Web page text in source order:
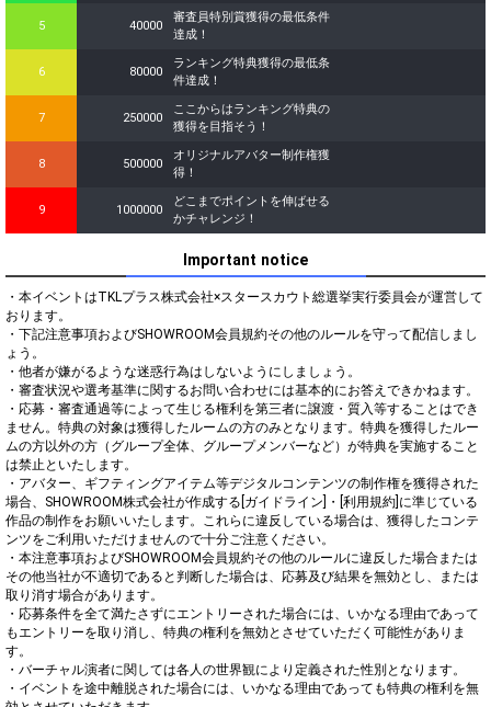
5 40000
審査員特別賞獲得の最低条件
達成！
6 80000
ランキング特典獲得の最低条
件達成！
7 250000
ここからはランキング特典の
獲得を目指そう！
8 500000
オリジナルアバター制作権獲
得！
9 1000000
どこまでポイントを伸ばせる
かチャレンジ！
Important notice
・本イベントはTKLプラス株式会社×スタースカウト総選挙実行委員会が運営して
おります。
・下記注意事項およびSHOWROOM会員規約その他のルールを守って配信しまし
ょう。
・他者が嫌がるような迷惑行為はしないようにしましょう。
・審査状況や選考基準に関するお問い合わせには基本的にお答えできかねます。
・応募・審査通過等によって生じる権利を第三者に譲渡・質入等することはでき
ません。特典の対象は獲得したルームの方のみとなります。特典を獲得したルー
ムの方以外の方（グループ全体、グループメンバーなど）が特典を実施すること
は禁止といたします。
・アバター、ギフティングアイテム等デジタルコンテンツの制作権を獲得された
場合、SHOWROOM株式会社が作成する[ガイドライン]・[利用規約]に準じている
作品の制作をお願いいたします。これらに違反している場合は、獲得したコンテ
ンツをご利用いただけませんので十分ご注意ください。
・本注意事項およびSHOWROOM会員規約その他のルールに違反した場合または
その他当社が不適切であると判断した場合は、応募及び結果を無効とし、または
取り消す場合があります。
・応募条件を全て満たさずにエントリーされた場合には、いかなる理由であって
もエントリーを取り消し、特典の権利を無効とさせていただく可能性がありま
す。
・バーチャル演者に関しては各人の世界観により定義された性別となります。
・イベントを途中離脱された場合には、いかなる理由であっても特典の権利を無